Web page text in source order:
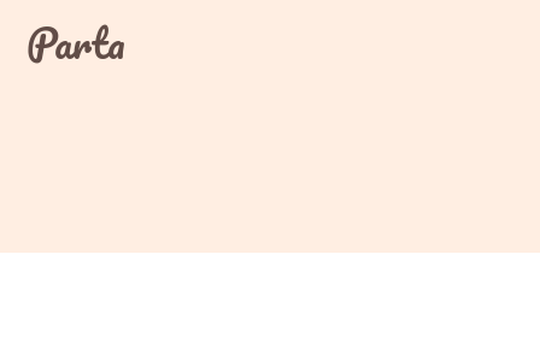
contentParta